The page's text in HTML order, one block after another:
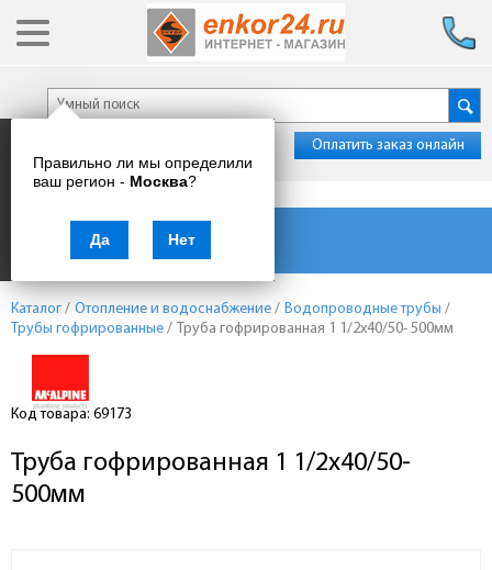
Правильно ли мы определили
ваш регион - Москва?
Да Нет
Оплатить заказ онлайн
Каталог товаров
Каталог / Отопление и водоснабжение / Водопроводные трубы /
Трубы гофрированные / Труба гофрированная 1 1/2х40/50- 500мм
Код товара: 69173
Труба гофрированная 1 1/2х40/50-
500мм